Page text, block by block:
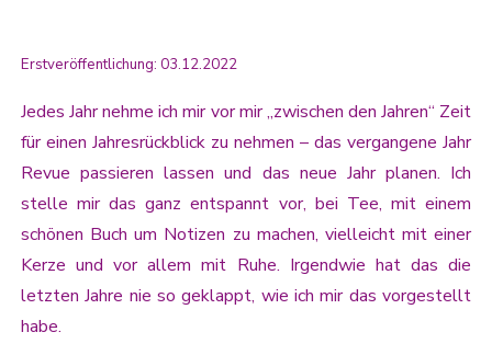
Erstveröffentlichung: 03.12.2022
Jedes Jahr nehme ich mir vor mir „zwischen den Jahren“ Zeit
für einen Jahresrückblick zu nehmen – das vergangene Jahr
Revue passieren lassen und das neue Jahr planen. Ich
stelle mir das ganz entspannt vor, bei Tee, mit einem
schönen Buch um Notizen zu machen, vielleicht mit einer
Kerze und vor allem mit Ruhe. Irgendwie hat das die
letzten Jahre nie so geklappt, wie ich mir das vorgestellt
habe.